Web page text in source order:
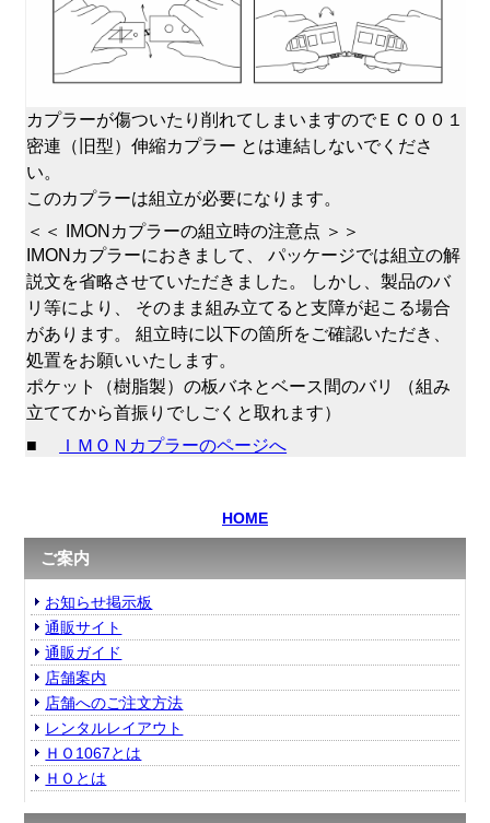
カプラーが傷ついたり削れてしまいますのでＥＣ００１
密連（旧型）伸縮カプラー とは連結しないでくださ
い。
このカプラーは組立が必要になります。
＜＜ IMONカプラーの組立時の注意点 ＞＞
IMONカプラーにおきまして、 パッケージでは組立の解
説文を省略させていただきました。 しかし、製品のバ
リ等により、 そのまま組み立てると支障が起こる場合
があります。 組立時に以下の箇所をご確認いただき、
処置をお願いいたします。
ポケット（樹脂製）の板バネとベース間のバリ （組み
立ててから首振りでしごくと取れます）
■
ＩＭＯＮカプラーのページへ
HOME
ご案内
お知らせ掲示板
通販サイト
通販ガイド
店舗案内
店舗へのご注文方法
レンタルレイアウト
ＨＯ1067とは
ＨＯとは